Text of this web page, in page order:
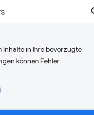
Inhalte in Ihre bevorzugte
können Fehler